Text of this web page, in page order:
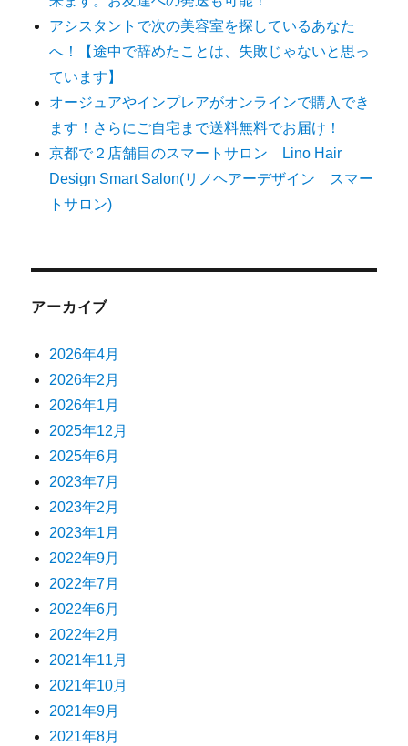
アシスタントで次の美容室を探しているあなた
へ！【途中で辞めたことは、失敗じゃないと思っ
ています】
オージュアやインプレアがオンラインで購入でき
ます！さらにご自宅まで送料無料でお届け！
京都で２店舗目のスマートサロン Lino Hair
Design Smart Salon(リノヘアーデザイン スマー
トサロン)
アーカイブ
2026年4月
2026年2月
2026年1月
2025年12月
2025年6月
2023年7月
2023年2月
2023年1月
2022年9月
2022年7月
2022年6月
2022年2月
2021年11月
2021年10月
2021年9月
2021年8月